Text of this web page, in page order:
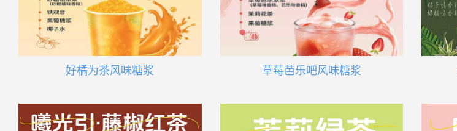
好橘为茶风味糖浆 草莓芭乐吧风味糖浆